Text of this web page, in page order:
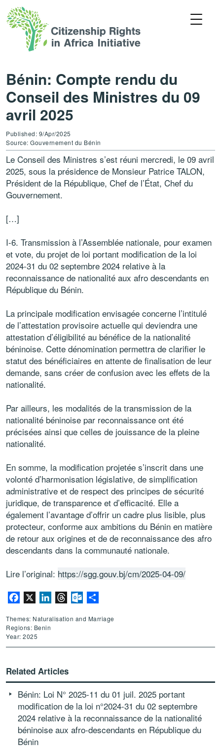
Bénin: Compte rendu du
Conseil des Ministres du 09
avril 2025
Published: 9/Apr/2025
Source: Gouvernement du Bénin
Le Conseil des Ministres s’est réuni mercredi, le 09 avril
2025, sous la présidence de Monsieur Patrice TALON,
Président de la République, Chef de l’État, Chef du
Gouvernement.
[…]
I-6. Transmission à l’Assemblée nationale, pour examen
et vote, du projet de loi portant modification de la loi
2024-31 du 02 septembre 2024 relative à la
reconnaissance de nationalité aux afro descendants en
République du Bénin.
La principale modification envisagée concerne l’intitulé
de l’attestation provisoire actuelle qui deviendra une
attestation d’éligibilité au bénéfice de la nationalité
béninoise. Cette dénomination permettra de clarifier le
statut des bénéficiaires en attente de finalisation de leur
demande, sans créer de confusion avec les effets de la
nationalité.
Par ailleurs, les modalités de la transmission de la
nationalité béninoise par reconnaissance ont été
précisées ainsi que celles de jouissance de la pleine
nationalité.
En somme, la modification projetée s’inscrit dans une
volonté d’harmonisation législative, de simplification
administrative et de respect des principes de sécurité
juridique, de transparence et d’efficacité. Elle a
également l’avantage d’offrir un cadre plus lisible, plus
protecteur, conforme aux ambitions du Bénin en matière
de retour aux origines et de de reconnaissance des afro
descendants dans la communauté nationale.
Lire l’original: https://sgg.gouv.bj/cm/2025-04-09/
Facebook LinkedInThreadsOutlook.com
Themes: Naturalisation and Marriage
Regions: Benin
Year: 2025
Related Articles
Bénin: Loi N° 2025-11 du 01 juil. 2025 portant
modification de la loi n°2024-31 du 02 septembre
2024 relative à la reconnaissance de la nationalité
béninoise aux afro-descendants en République du
Bénin